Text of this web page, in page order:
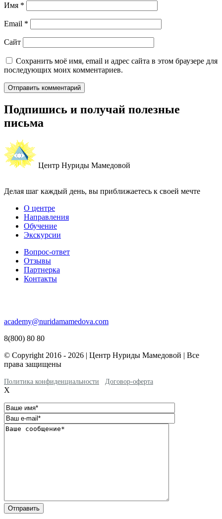
Имя *
Email *
Сайт
Сохранить моё имя, email и адрес сайта в этом браузере для
последующих моих комментариев.
Подпишись и получай полезные
письма
Центр Нуриды Мамедовой
Делая шаг каждый день, вы приближаетесь к своей мечте
О центре
Направления
Обучение
Экскурсии
Вопрос-ответ
Отзывы
Партнерка
Контакты
academy@nuridamamedova.com
8(800) 80 80
© Copyright 2016 - 2026 | Центр Нуриды Мамедовой | Все
права защищены
Политика конфиденциальности Договор-оферта
X